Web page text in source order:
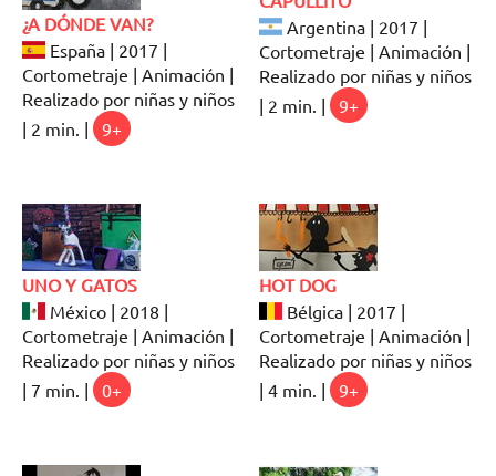
¿A DÓNDE VAN?
España | 2017 |
Cortometraje | Animación |
Realizado por niñas y niños
| 2 min. |
9+
Argentina | 2017 |
Cortometraje | Animación |
Realizado por niñas y niños
| 2 min. |
9+
UNO Y GATOS
México | 2018 |
Cortometraje | Animación |
Realizado por niñas y niños
| 7 min. |
0+
HOT DOG
Bélgica | 2017 |
Cortometraje | Animación |
Realizado por niñas y niños
| 4 min. |
9+